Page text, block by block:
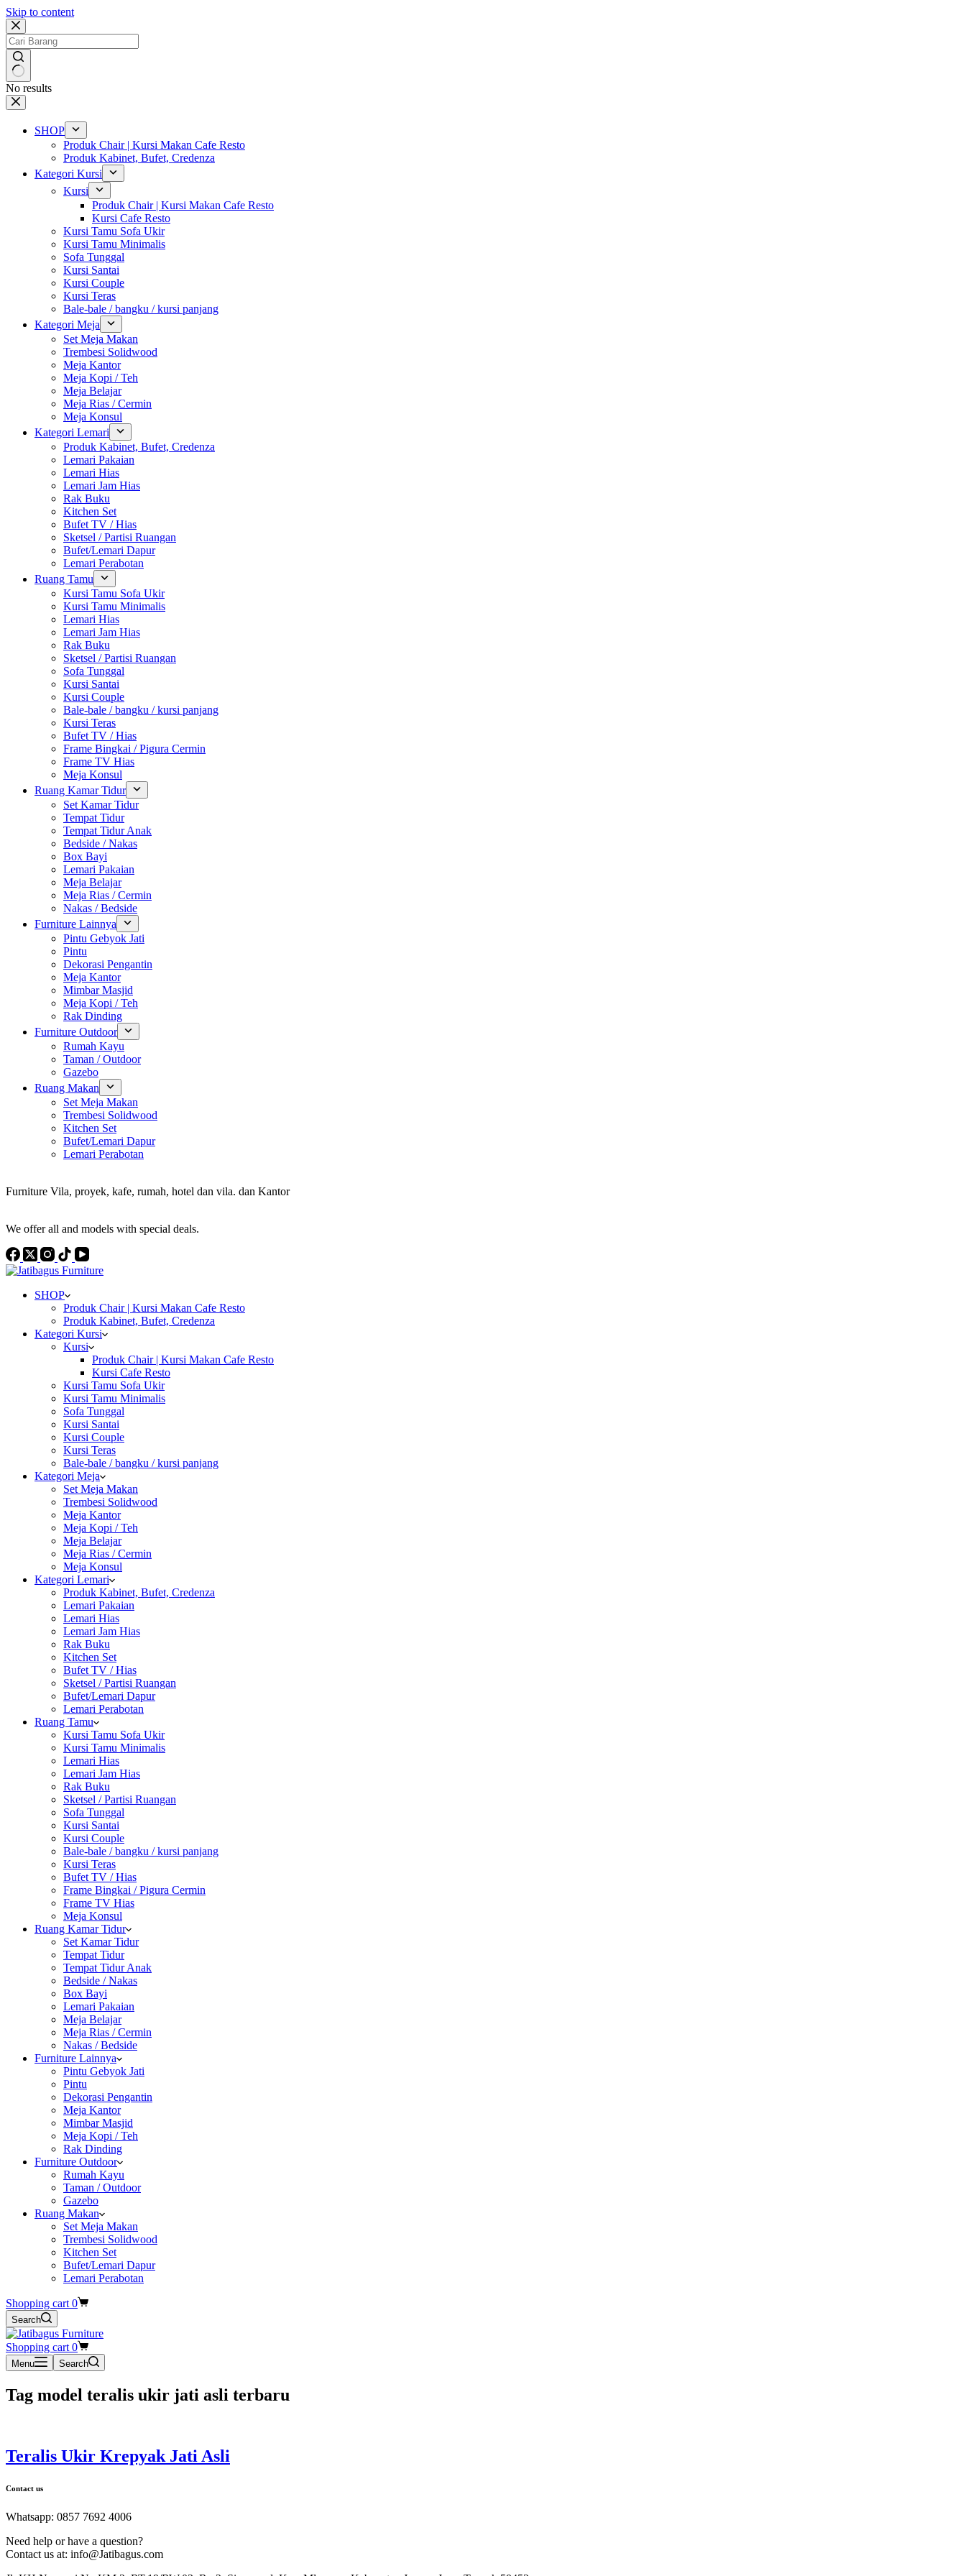
Skip to content
No results
SHOP
Produk Chair | Kursi Makan Cafe Resto
Produk Kabinet, Bufet, Credenza
Kategori Kursi
Kursi
Produk Chair | Kursi Makan Cafe Resto
Kursi Cafe Resto
Kursi Tamu Sofa Ukir
Kursi Tamu Minimalis
Sofa Tunggal
Kursi Santai
Kursi Couple
Kursi Teras
Bale-bale / bangku / kursi panjang
Kategori Meja
Set Meja Makan
Trembesi Solidwood
Meja Kantor
Meja Kopi / Teh
Meja Belajar
Meja Rias / Cermin
Meja Konsul
Kategori Lemari
Produk Kabinet, Bufet, Credenza
Lemari Pakaian
Lemari Hias
Lemari Jam Hias
Rak Buku
Kitchen Set
Bufet TV / Hias
Sketsel / Partisi Ruangan
Bufet/Lemari Dapur
Lemari Perabotan
Ruang Tamu
Kursi Tamu Sofa Ukir
Kursi Tamu Minimalis
Lemari Hias
Lemari Jam Hias
Rak Buku
Sketsel / Partisi Ruangan
Sofa Tunggal
Kursi Santai
Kursi Couple
Bale-bale / bangku / kursi panjang
Kursi Teras
Bufet TV / Hias
Frame Bingkai / Pigura Cermin
Frame TV Hias
Meja Konsul
Ruang Kamar Tidur
Set Kamar Tidur
Tempat Tidur
Tempat Tidur Anak
Bedside / Nakas
Box Bayi
Lemari Pakaian
Meja Belajar
Meja Rias / Cermin
Nakas / Bedside
Furniture Lainnya
Pintu Gebyok Jati
Pintu
Dekorasi Pengantin
Meja Kantor
Mimbar Masjid
Meja Kopi / Teh
Rak Dinding
Furniture Outdoor
Rumah Kayu
Taman / Outdoor
Gazebo
Ruang Makan
Set Meja Makan
Trembesi Solidwood
Kitchen Set
Bufet/Lemari Dapur
Lemari Perabotan
Furniture Vila, proyek, kafe, rumah, hotel dan vila. dan Kantor
We offer all and models with special deals.
SHOP
Produk Chair | Kursi Makan Cafe Resto
Produk Kabinet, Bufet, Credenza
Kategori Kursi
Kursi
Produk Chair | Kursi Makan Cafe Resto
Kursi Cafe Resto
Kursi Tamu Sofa Ukir
Kursi Tamu Minimalis
Sofa Tunggal
Kursi Santai
Kursi Couple
Kursi Teras
Bale-bale / bangku / kursi panjang
Kategori Meja
Set Meja Makan
Trembesi Solidwood
Meja Kantor
Meja Kopi / Teh
Meja Belajar
Meja Rias / Cermin
Meja Konsul
Kategori Lemari
Produk Kabinet, Bufet, Credenza
Lemari Pakaian
Lemari Hias
Lemari Jam Hias
Rak Buku
Kitchen Set
Bufet TV / Hias
Sketsel / Partisi Ruangan
Bufet/Lemari Dapur
Lemari Perabotan
Ruang Tamu
Kursi Tamu Sofa Ukir
Kursi Tamu Minimalis
Lemari Hias
Lemari Jam Hias
Rak Buku
Sketsel / Partisi Ruangan
Sofa Tunggal
Kursi Santai
Kursi Couple
Bale-bale / bangku / kursi panjang
Kursi Teras
Bufet TV / Hias
Frame Bingkai / Pigura Cermin
Frame TV Hias
Meja Konsul
Ruang Kamar Tidur
Set Kamar Tidur
Tempat Tidur
Tempat Tidur Anak
Bedside / Nakas
Box Bayi
Lemari Pakaian
Meja Belajar
Meja Rias / Cermin
Nakas / Bedside
Furniture Lainnya
Pintu Gebyok Jati
Pintu
Dekorasi Pengantin
Meja Kantor
Mimbar Masjid
Meja Kopi / Teh
Rak Dinding
Furniture Outdoor
Rumah Kayu
Taman / Outdoor
Gazebo
Ruang Makan
Set Meja Makan
Trembesi Solidwood
Kitchen Set
Bufet/Lemari Dapur
Lemari Perabotan
Shopping cart 0
Search
Shopping cart 0
Menu Search
Tag model teralis ukir jati asli terbaru
Teralis Ukir Krepyak Jati Asli
Contact us
Whatsapp: 0857 7692 4006
Need help or have a question?
Contact us at: info@Jatibagus.com